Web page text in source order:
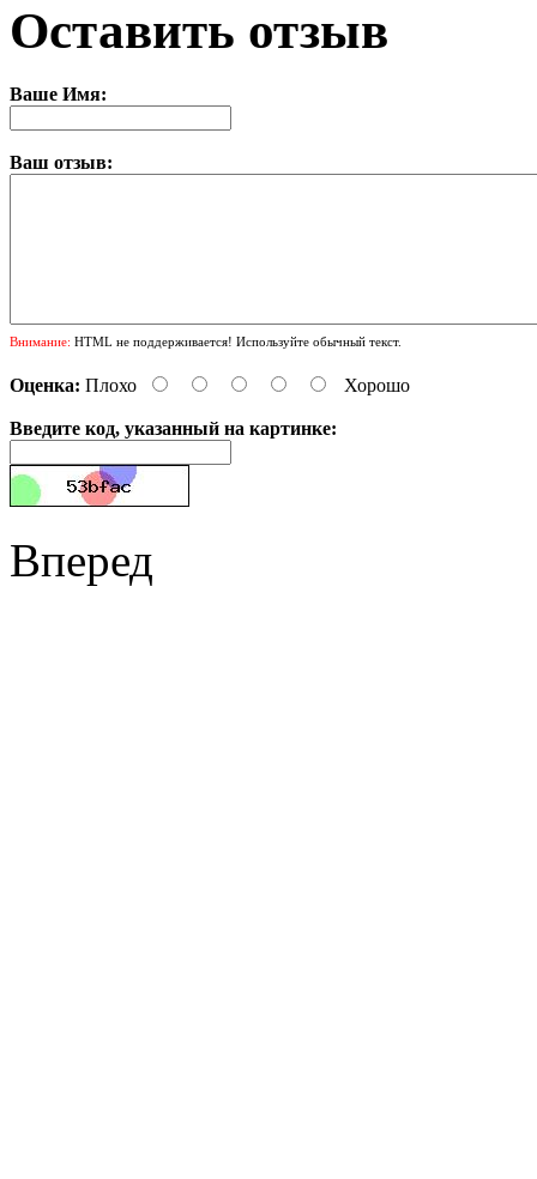
Оставить отзыв
Ваше Имя:
Ваш отзыв:
Внимание: HTML не поддерживается! Используйте обычный текст.
Оценка: Плохо Хорошо
Введите код, указанный на картинке:
Вперед